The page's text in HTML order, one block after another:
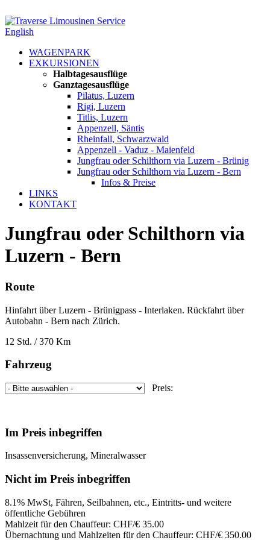
English
WAGENPARK
EXKURSIONEN
Halbtagesausflüge
Ganztagesausflüge
Pilatus, Luzern
Rigi, Luzern
Titlis, Luzern
Appenzell, Säntis
Rheinfall, Schwarzwald
Appenzell - Vaduz - Maienfeld
Jungfrau oder Schilthorn via Luzern - Brünig
Jungfrau oder Schilthorn via Luzern - Bern
Infos & Preise
LINKS
KONTAKT
Jungfrau oder Schilthorn via
Luzern - Bern
Route
Hinfahrt über Luzern - Brünigpass - Interlaken. Rückfahrt über
Autobahn - Bern nach Zürich.
12 Std. / 370 Km
Fahrzeug
Preis:
Im Preis inbegriffen
Insassenversicherung, Mineralwasser
Nicht im Preis inbegriffen
8.1% MwSt, Fähren, Seilbahnen, etc., Eintritts- und weitere
öffentliche Gebühren
Mahlzeit für den Chauffeur: CHF/€ 35.00
Übernachtung und Mahlzeiten für den Chauffeur: CHF/€ 350.00